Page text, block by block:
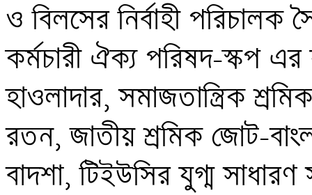
ও বিলসের নির্বাহী
কর্মচারী ঐক্য পরিষদ-স্কপ
হাওলাদার, সমাজতান্ত্রিক
রতন, জাতীয় শ্রমিক জোট-
বাদশা, টিইউসির যুগ্ম